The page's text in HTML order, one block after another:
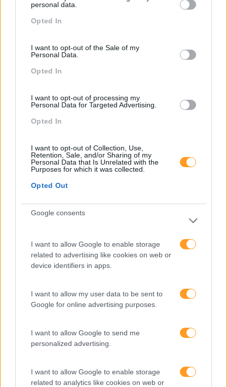
grant or deny consent to Google and its third-party tags to
use your data for below specified purposes in below Google
personal data.
Opted In
I want to opt-out of the Sale of my
Personal Data.
Opted In
I want to opt-out of processing my
Personal Data for Targeted Advertising.
Opted In
I want to opt-out of Collection, Use,
Retention, Sale, and/or Sharing of my
Personal Data that Is Unrelated with the
Purposes for which it was collected.
Opted Out
Google consents
I want to allow Google to enable storage
related to advertising like cookies on web or
device identifiers in apps.
I want to allow my user data to be sent to
Google for online advertising purposes.
I want to allow Google to send me
personalized advertising.
I want to allow Google to enable storage
related to analytics like cookies on web or
Desenvolvimento De Competências
Expo RH
Interculturalidade
Keep In Mind
Liderança
Mudança
PORTO RH MEETING
Sem Categoria
Team Building
Tecnologias De Informação
Recentes